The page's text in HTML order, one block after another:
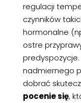
regulacji
czynników
hormonalne
ostre
predyspozycje.
nadmiernego
dobrać
pocenie się,